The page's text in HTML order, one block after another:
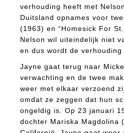
verhouding heeft met
Duitsland opnames voor
(1963) en “Homesick For
Nelson wil uiteindelijk niet
en dus wordt de verhouding
Jayne gaat terug naar
verwachting en de twee
weer met elkaar verzoend
omdat ze zeggen dat hun
ongeldig is. Op 23 januari
dochter Mariska Magdolina